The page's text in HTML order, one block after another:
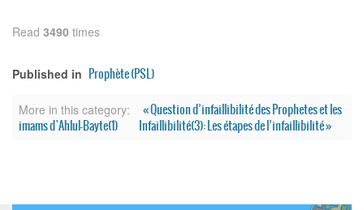
Read 3490 times
Published in Prophète (PSL)
More in this category:
« Question d’infaillibilité des Prophetes et les
imams d`Ahlul-Bayte(1)
Infaillibilité(3): Les étapes de l’infaillibilité »